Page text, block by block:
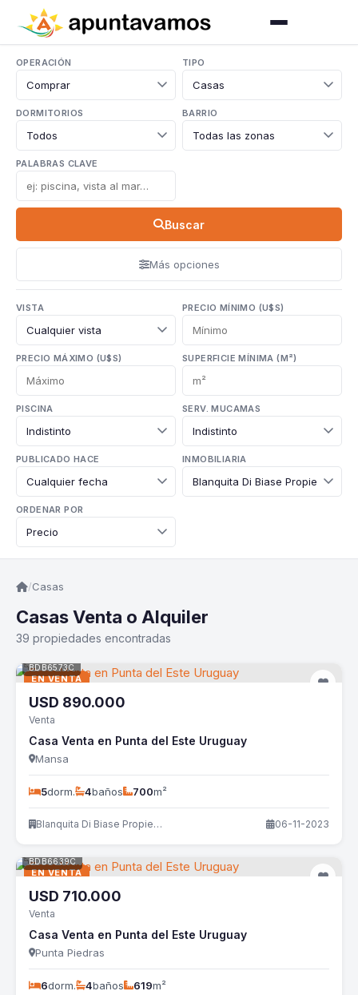
OPERACIÓN TIPO
DORMITORIOS BARRIO
PALABRAS CLAVE
Buscar
Más opciones
VISTA PRECIO MÍNIMO (U$S)
PRECIO MÁXIMO (U$S) SUPERFICIE MÍNIMA (M²)
PISCINA SERV. MUCAMAS
PUBLICADO HACE INMOBILIARIA
ORDENAR POR
/Casas
Casas Venta o Alquiler
39 propiedades encontradas
EN VENTA
BDB6573C
USD 890.000
Venta
Casa Venta en Punta del Este Uruguay
Mansa
5dorm. 4baños 700m²
Blanquita Di Biase Propiedades 06-11-2023
EN VENTA
BDB6639C
USD 710.000
Venta
Casa Venta en Punta del Este Uruguay
Punta Piedras
6dorm. 4baños 619m²